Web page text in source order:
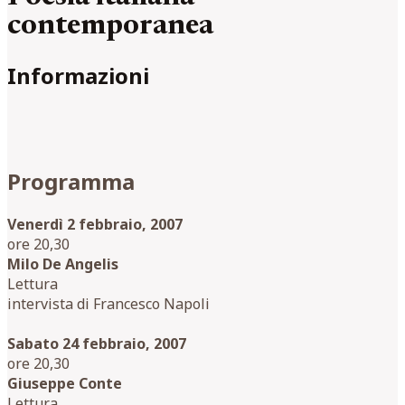
contemporanea
Informazioni
Programma
Venerdì 2 febbraio, 2007
ore 20,30
Milo De Angelis
Lettura
intervista di Francesco Napoli
Sabato 24 febbraio, 2007
ore 20,30
Giuseppe Conte